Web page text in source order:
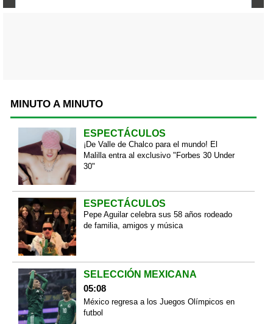
MINUTO A MINUTO
ESPECTÁCULOS
¡De Valle de Chalco para el mundo! El
Malilla entra al exclusivo "Forbes 30 Under
30"
ESPECTÁCULOS
Pepe Aguilar celebra sus 58 años rodeado
de familia, amigos y música
SELECCIÓN MEXICANA
05:08
México regresa a los Juegos Olímpicos en
futbol